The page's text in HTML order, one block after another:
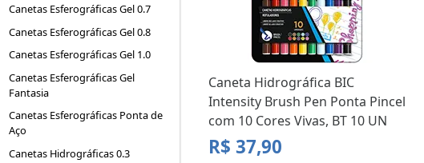
Canetas Esferográficas Gel 0.7
Canetas Esferográficas Gel 0.8
Canetas Esferográficas Gel 1.0
Canetas Esferográficas Gel
Fantasia
Canetas Esferográficas Ponta de
Aço
Canetas Hidrográficas 0.3
Caneta Hidrográfica BIC
Intensity Brush Pen Ponta Pincel
com 10 Cores Vivas, BT 10 UN
R$ 37,90